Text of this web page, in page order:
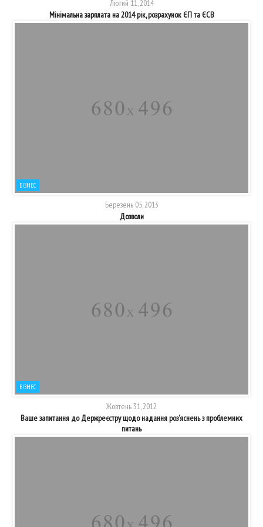
Лютий 11, 2014
Мінімальна зарплата на 2014 рік, розрахунок ЄП та ЄСВ
БІЗНЕС
Березень 05, 2013
Дозволи
БІЗНЕС
Жовтень 31, 2012
Ваше запитання до Держреєстру щодо надання роз’яснень з проблемних
питань